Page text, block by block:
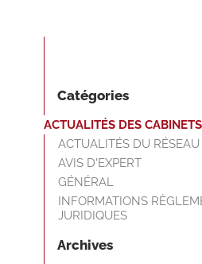
Catégories
ACTUALITÉS DES CABINETS
ACTUALITÉS DU RÉSEAU
AVIS D'EXPERT
GÉNÉRAL
INFORMATIONS
JURIDIQUES
Archives